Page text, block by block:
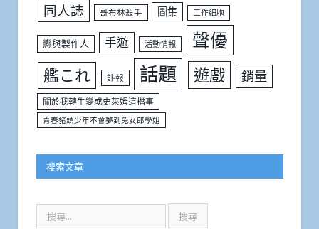
同人誌 哥布林殺手 圖集 工作細胞
戀與製作人 手遊 活動情報 聲優
艦これ 訃報 話題 遊戲 銷量
關於我轉生變成史萊姆這檔事
青春豬頭少年不會夢到兔女郎學姐
搜索文章